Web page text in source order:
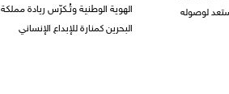
لوصوله
الهوية الوطنية وتُـكرّس ريادة مملكة
البحرين كمنارة للإبداع الإنساني